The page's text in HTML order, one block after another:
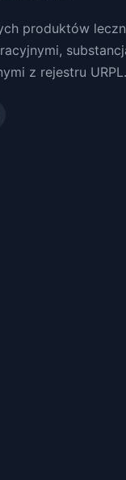
produktów
z rejestru URPL.